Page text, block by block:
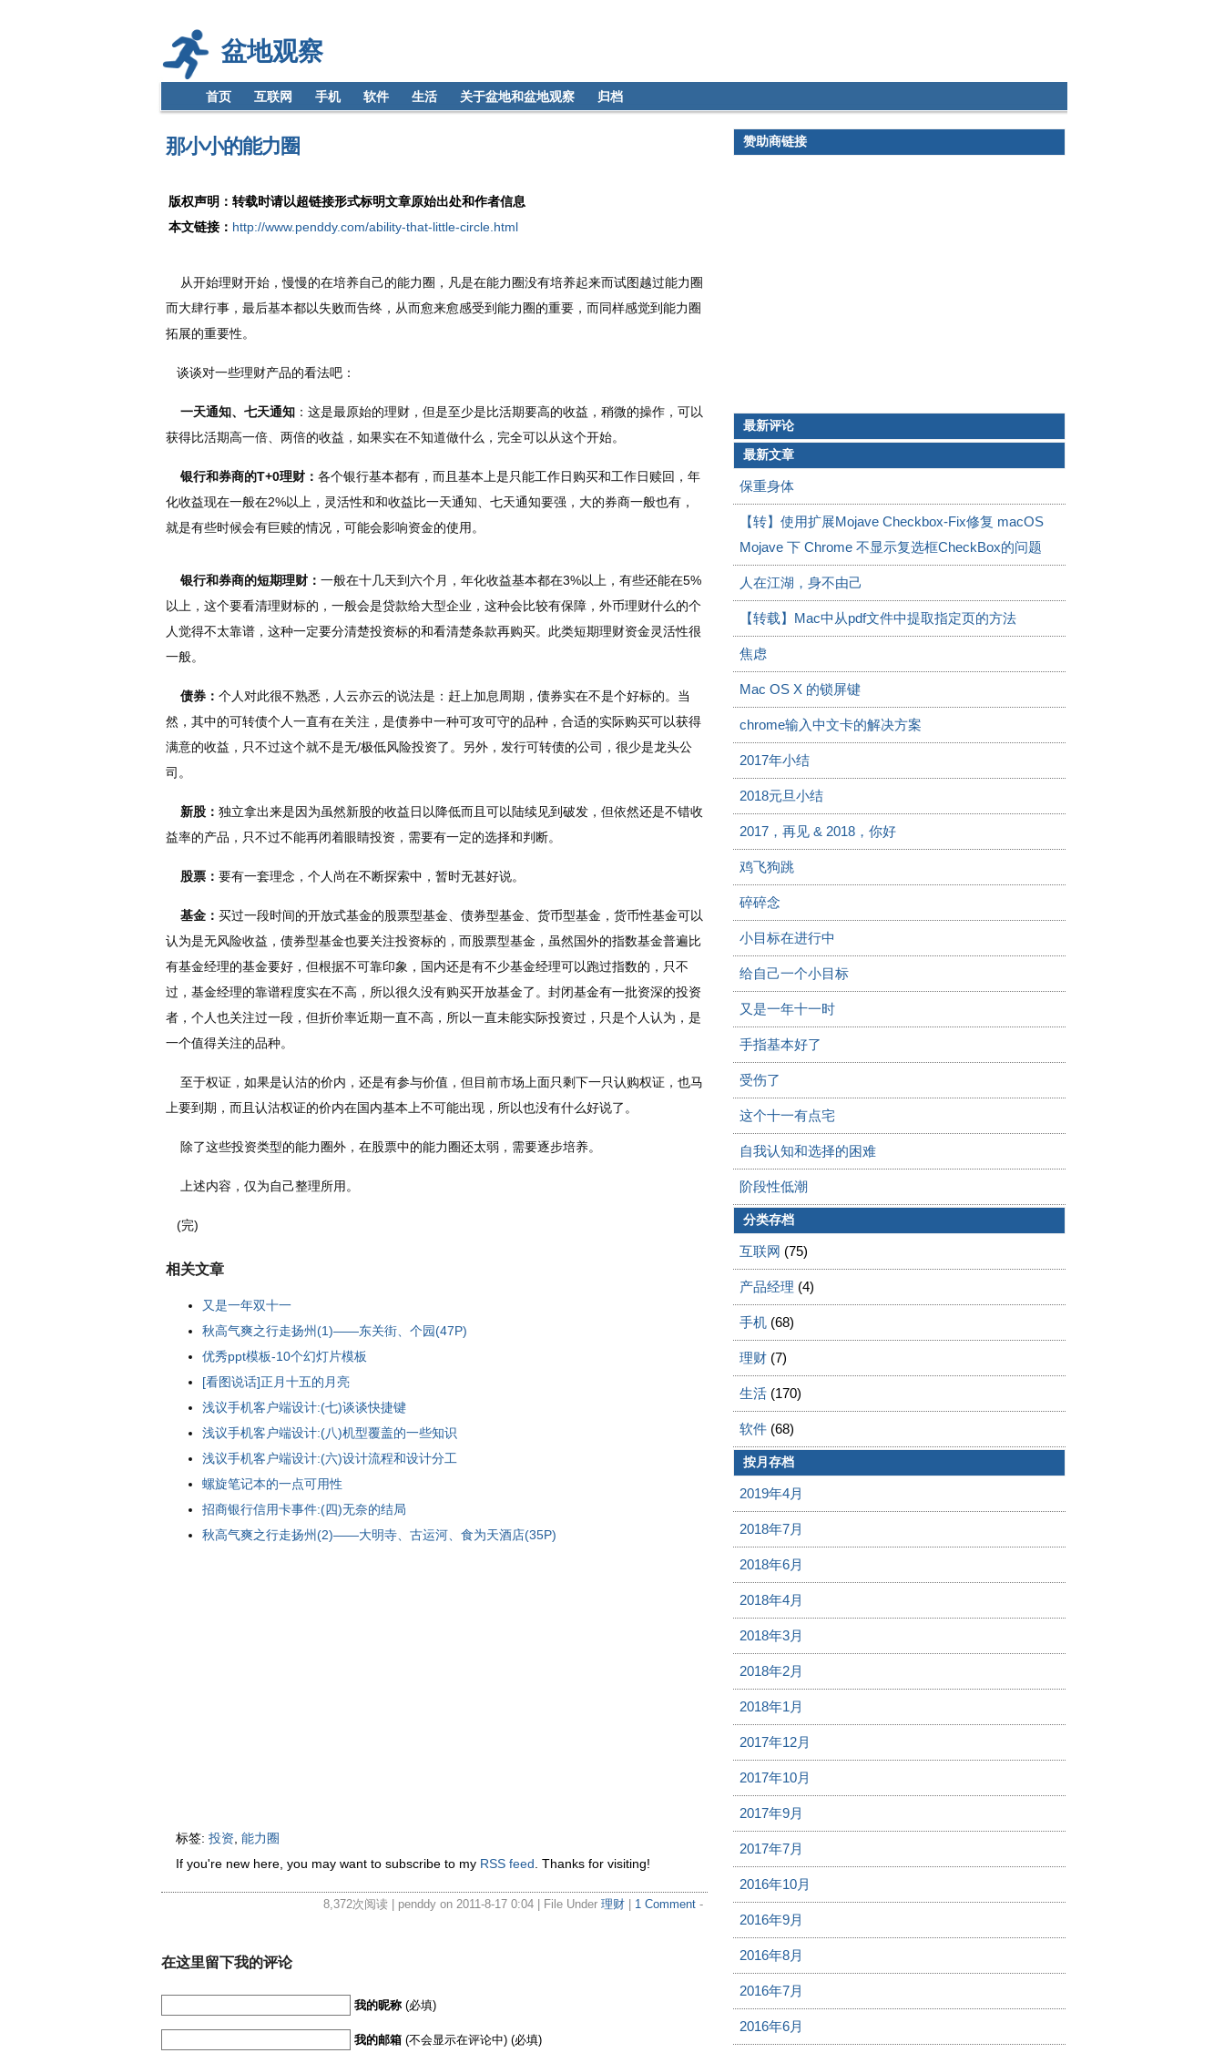
盆地观察
首页 互联网 手机 软件 生活 关于盆地和盆地观察 归档
那小小的能力圈
版权声明：转载时请以超链接形式标明文章原始出处和作者信息
本文链接： http://www.penddy.com/ability-that-little-circle.html
从开始理财开始，慢慢的在培养自己的能力圈，凡是在能力圈没有培养起来而试图越过能力圈
而大肆行事，最后基本都以失败而告终，从而愈来愈感受到能力圈的重要，而同样感觉到能力圈
拓展的重要性。
谈谈对一些理财产品的看法吧：
一天通知、七天通知 ：这是最原始的理财，但是至少是比活期要高的收益，稍微的操作，可以
获得比活期高一倍、两倍的收益，如果实在不知道做什么，完全可以从这个开始。
银行和券商的T+0理财： 各个银行基本都有，而且基本上是只能工作日购买和工作日赎回，年
化收益现在一般在2%以上，灵活性和和收益比一天通知、七天通知要强，大的券商一般也有，
就是有些时候会有巨赎的情况，可能会影响资金的使用。
银行和券商的短期理财： 一般在十几天到六个月，年化收益基本都在3%以上，有些还能在5%
以上，这个要看清理财标的，一般会是贷款给大型企业，这种会比较有保障，外币理财什么的个
人觉得不太靠谱，这种一定要分清楚投资标的和看清楚条款再购买。此类短期理财资金灵活性很
一般。
债券： 个人对此很不熟悉，人云亦云的说法是：赶上加息周期，债券实在不是个好标的。当
然，其中的可转债个人一直有在关注，是债券中一种可攻可守的品种，合适的实际购买可以获得
满意的收益，只不过这个就不是无/极低风险投资了。另外，发行可转债的公司，很少是龙头公
司。
新股： 独立拿出来是因为虽然新股的收益日以降低而且可以陆续见到破发，但依然还是不错收
益率的产品，只不过不能再闭着眼睛投资，需要有一定的选择和判断。
股票： 要有一套理念，个人尚在不断探索中，暂时无甚好说。
基金： 买过一段时间的开放式基金的股票型基金、债券型基金、货币型基金，货币性基金可以
认为是无风险收益，债券型基金也要关注投资标的，而股票型基金，虽然国外的指数基金普遍比
有基金经理的基金要好，但根据不可靠印象，国内还是有不少基金经理可以跑过指数的，只不
过，基金经理的靠谱程度实在不高，所以很久没有购买开放基金了。封闭基金有一批资深的投资
者，个人也关注过一段，但折价率近期一直不高，所以一直未能实际投资过，只是个人认为，是
一个值得关注的品种。
至于权证，如果是认沽的价内，还是有参与价值，但目前市场上面只剩下一只认购权证，也马
上要到期，而且认沽权证的价内在国内基本上不可能出现，所以也没有什么好说了。
除了这些投资类型的能力圈外，在股票中的能力圈还太弱，需要逐步培养。
上述内容，仅为自己整理所用。
(完)
相关文章
又是一年双十一
秋高气爽之行走扬州(1)——东关街、个园(47P)
优秀ppt模板-10个幻灯片模板
[看图说话]正月十五的月亮
浅议手机客户端设计:(七)谈谈快捷键
浅议手机客户端设计:(八)机型覆盖的一些知识
浅议手机客户端设计:(六)设计流程和设计分工
螺旋笔记本的一点可用性
招商银行信用卡事件:(四)无奈的结局
秋高气爽之行走扬州(2)——大明寺、古运河、食为天酒店(35P)
标签:投资,能力圈
If you're new here, you may want to subscribe to my RSS feed. Thanks for visiting!
8,372次阅读 | penddy on 2011-8-17 0:04 | File Under 理财 | 1 Comment -
在这里留下我的评论
我的昵称 (必填)
我的邮箱 (不会显示在评论中) (必填)
赞助商链接
最新评论
最新文章
保重身体
【转】使用扩展Mojave Checkbox-Fix修复 macOS
Mojave 下 Chrome 不显示复选框CheckBox的问题
人在江湖，身不由己
【转载】Mac中从pdf文件中提取指定页的方法
焦虑
Mac OS X 的锁屏键
chrome输入中文卡的解决方案
2017年小结
2018元旦小结
2017，再见 & 2018，你好
鸡飞狗跳
碎碎念
小目标在进行中
给自己一个小目标
又是一年十一时
手指基本好了
受伤了
这个十一有点宅
自我认知和选择的困难
阶段性低潮
分类存档
互联网 (75)
产品经理 (4)
手机 (68)
理财 (7)
生活 (170)
软件 (68)
按月存档
2019年4月
2018年7月
2018年6月
2018年4月
2018年3月
2018年2月
2018年1月
2017年12月
2017年10月
2017年9月
2017年7月
2016年10月
2016年9月
2016年8月
2016年7月
2016年6月